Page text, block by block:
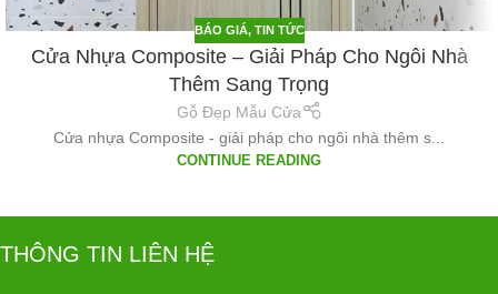
BÁO GIÁ, TIN TỨC
Cửa Nhựa Composite – Giải Pháp Cho Ngôi Nhà
Thêm Sang Trọng
Gỗ Đẹp Mẫu Cửa
Cửa nhựa Composite - giải pháp cho ngôi nhà thêm s...
CONTINUE READING
THÔNG TIN LIÊN HỆ